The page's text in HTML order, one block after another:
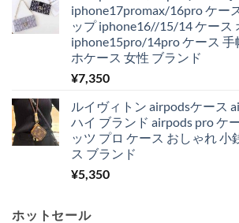
iphone17promax/16pro ケー
ップ iphone16//15/14 ケース
iphone15pro/14pro ケース 手
ホケース 女性 ブランド
¥7,350
ルイヴィトン airpodsケース
ハイ ブランド airpods pro ケ
ッツ プロ ケース おしゃれ 小
ス ブランド
¥5,350
ホットセール